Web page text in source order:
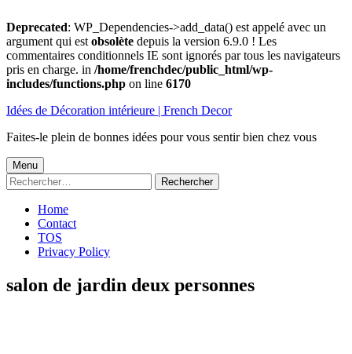
Deprecated: WP_Dependencies->add_data() est appelé avec un
argument qui est obsolète depuis la version 6.9.0 ! Les
commentaires conditionnels IE sont ignorés par tous les navigateurs
pris en charge. in /home/frenchdec/public_html/wp-
includes/functions.php on line 6170
au
Idées de Décoration intérieure | French Decor
Faites-le plein de bonnes idées pour vous sentir bien chez vous
Menu
principal
Menu
Rechercher :
Home
Contact
TOS
Privacy Policy
salon de jardin deux personnes